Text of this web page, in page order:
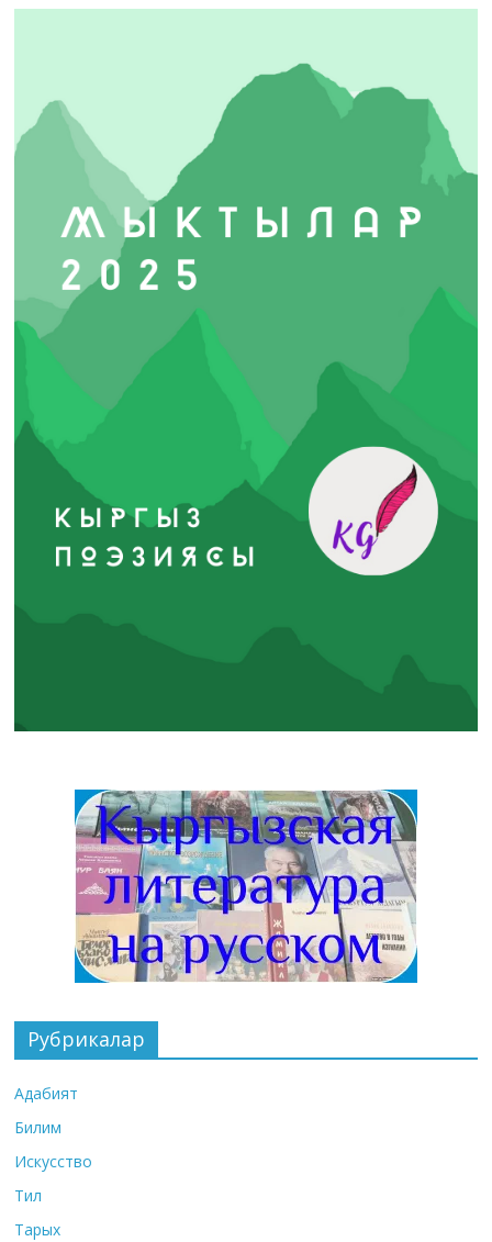
Рубрикалар
Адабият
Билим
Искусство
Тил
Тарых